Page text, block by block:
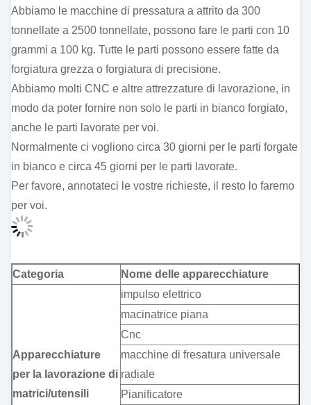
Abbiamo le macchine di pressatura a attrito da 300
tonnellate a 2500 tonnellate, possono fare le parti con 10
grammi a 100 kg. Tutte le parti possono essere fatte da
forgiatura grezza o forgiatura di precisione.
Abbiamo molti CNC e altre attrezzature di lavorazione, in
modo da poter fornire non solo le parti in bianco forgiato,
anche le parti lavorate per voi.
Normalmente ci vogliono circa 30 giorni per le parti forgate
in bianco e circa 45 giorni per le parti lavorate.
Per favore, annotateci le vostre richieste, il resto lo faremo
per voi.
Categoria Nome delle apparecchiature
Apparecchiature
per la lavorazione di
matrici/utensili
impulso elettrico
macinatrice piana
Cnc
macchine di fresatura universale
radiale
Pianificatore